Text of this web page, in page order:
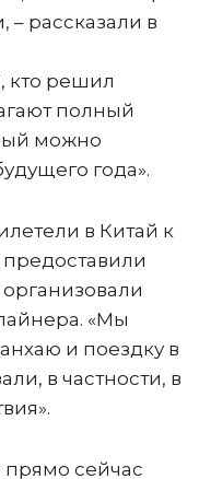
– рассказали в
кто решил
полный
можно
года».
в Китай к
предоставили
«Мы
и поездку в
в частности, в
сейчас